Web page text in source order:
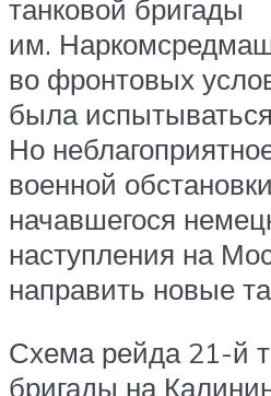
танковой бригады
им.
во фронтовых
была
Но
военной
начавшегося
наступления на
направить новые
Схема рейда 21-й
бригады на